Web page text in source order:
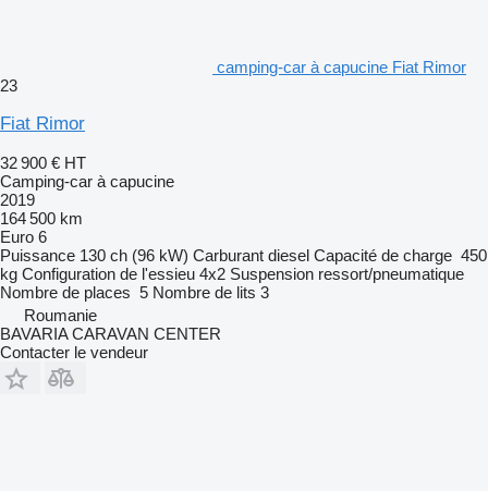
camping-car à capucine Fiat Rimor
23
Fiat Rimor
32 900 € HT
Camping-car à capucine
2019
164 500 km
Euro 6
Puissance 130 ch (96 kW) Carburant diesel Capacité de charge 450
kg Configuration de l'essieu 4x2 Suspension ressort/pneumatique
Nombre de places 5 Nombre de lits 3
Roumanie
BAVARIA CARAVAN CENTER
Contacter le vendeur